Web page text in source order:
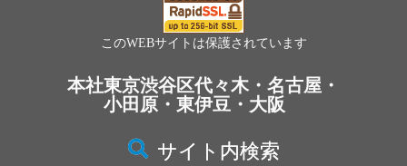
このWEBサイトは保護されています
本社東京渋谷区代々木・名古屋・
小田原・東伊豆・大阪
サイト内検索